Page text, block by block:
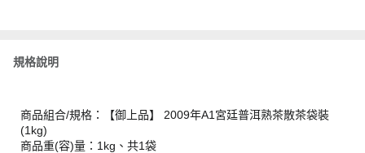
規格說明
商品組合/規格：【御上品】 2009年A1宮廷普洱熟茶散茶袋裝
(1kg)
商品重(容)量：1kg、共1袋